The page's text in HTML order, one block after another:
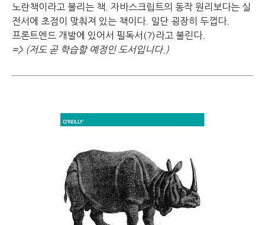
노란책이라고 불리는 책. 자바스크립트의 동작 원리보다는 실
전서에 초점이 맞춰져 있는 책이다. 일단 굉장히 두껍다.
프론트엔드 개발에 있어서 필독서(?)라고 불린다.
=> (저도 곧 학습할 예정인 도서입니다.)